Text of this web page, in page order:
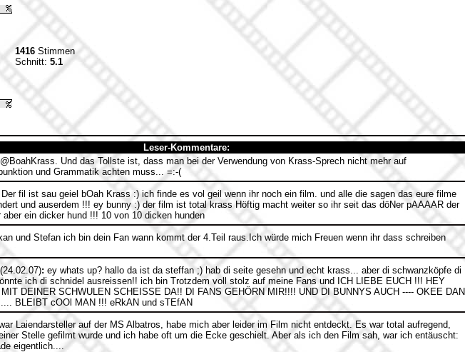
1416 Stimmen
Schnitt: 5.1
Leser-Kommentare:
Und das Tollste ist, dass man bei der Verwendung von Krass-Sprech nicht mehr auf
und Grammatik achten muss... =:-(
Der fil ist sau geiel bOah Krass :) ich finde es vol geil wenn ihr noch ein film. und alle die sagen das eure filme
und auserdem !!! ey bunny :) der film ist total krass Höftig macht weiter so ihr seit das döNer pAAAAR der
ein dicker hund !!! 10 von 10 dicken hunden
und Stefan ich bin dein Fan wann kommt der 4.Teil raus.Ich würde mich Freuen wenn ihr dass schreiben
(24.02.07): ey whats up? hallo da ist da steffan ;) hab di seite gesehn und echt krass... aber di schwanzköpfe di
ich di schnidel ausreissen!! ich bin Trotzdem voll stolz auf meine Fans und ICH LIEBE EUCH !!! HEY
DEINER SCHWULEN SCHEISSE DA!! DI FANS GEHÖRN MIR!!!! UND DI BUNNYS AUCH ---- OKEE DAN
BLEIBT cOOl MAN !!! eRkAN und sTEfAN
Laiendarsteller auf der MS Albatros, habe mich aber leider im Film nicht entdeckt. Es war total aufregend,
Stelle gefilmt wurde und ich habe oft um die Ecke geschielt. Aber als ich den Film sah, war ich entäuscht:
eigentlich....